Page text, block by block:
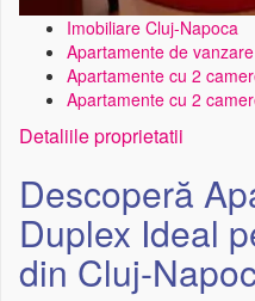
Imobiliare Cluj-Napoca
Apartamente de
Apartamente cu 2
Apartamente cu 2
Detaliile proprietatii
Descoperă
Duplex Ideal
din Cluj-